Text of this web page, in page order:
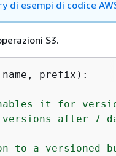
di esempi di codice
S3.
prefix ):
it for
after 7
to a versioned